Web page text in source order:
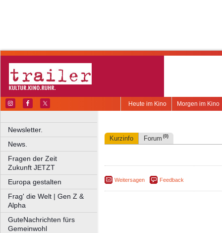
Morgen im Kino
Heute im Kino
Newsletter.
News.
Fragen der Zeit
Zukunft JETZT
Europa gestalten
Frag' die Welt | Gen Z &
Alpha
GuteNachrichten fürs
Gemeinwohl
Kurzinfo Forum (0)
Weitersagen Feedback